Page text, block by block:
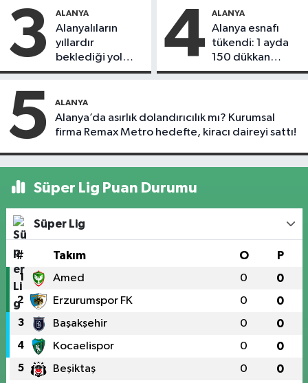
3 ALANYA
Alanyalıların
yıllardır
beklediği yol
askıdan döndü
4 ALANYA
Alanya esnafı
tükendi: 1 ayda
150 dükkan
kapandı
5 ALANYA
Alanya’da asırlık dolandırıcılık mı? Kurumsal
firma Remax Metro hedefte, kiracı daireyi sattı!
Süper Lig Puan Durumu
Süper Lig
# Takım O P
1 Amed 0 0
2 Erzurumspor FK 0 0
3 Başakşehir 0 0
4 Kocaelispor 0 0
5 Beşiktaş 0 0